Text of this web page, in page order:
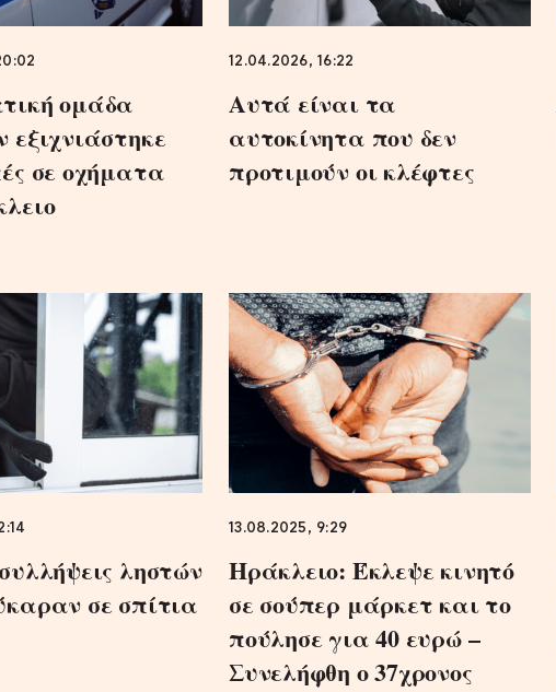
ομάδα
εξιχνιάστηκε
σε οχήματα
12.04.2026, 16:22
Αυτά είναι τα
αυτοκίνητα που δεν
προτιμούν οι κλέφτες
ληστών
σε σπίτια
13.08.2025, 9:29
Ηράκλειο: Έκλεψε κινητό
σε σούπερ μάρκετ και το
πούλησε για 40 ευρώ –
Συνελήφθη ο 37χρονος